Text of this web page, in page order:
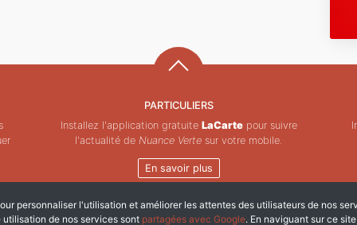
PARTICULIERS
Installez l'application gratuite LaCartepour suivre
l'actualité de Nuance Verte sur votre mobile.
En savoir plus
Copyright © ZeMAP 2026 - Tous droits réservés.
personnaliser l'utilisation et améliorer les attentes des utilisateurs de nos
de nos services sont partagées avec Google. En naviguant sur ce